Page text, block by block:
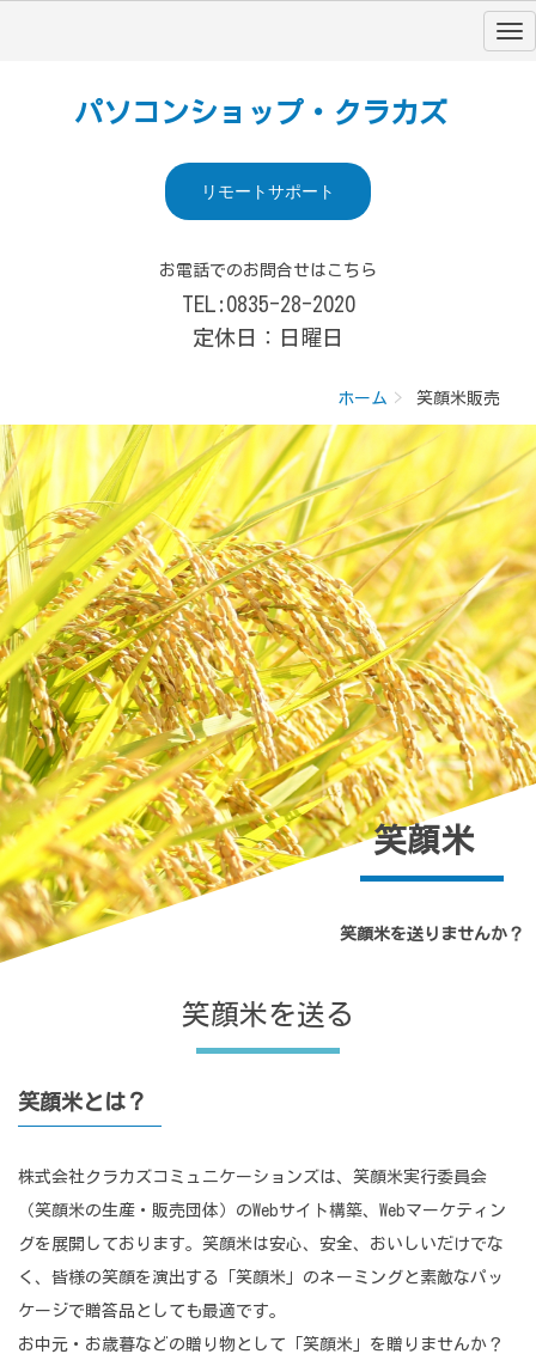
パソコンショップ・クラカズ
リモートサポート
お電話でのお問合せはこちら
TEL:0835-28-2020
定休日：日曜日
ホーム 笑顔米販売
笑顔米
笑顔米を送りませんか？
笑顔米を送る
笑顔米とは？
株式会社クラカズコミュニケーションズは、笑顔米実行委員会
（笑顔米の生産・販売団体）のWebサイト構築、Webマーケティン
グを展開しております。笑顔米は安心、安全、おいしいだけでな
く、皆様の笑顔を演出する「笑顔米」のネーミングと素敵なパッ
ケージで贈答品としても最適です。
お中元・お歳暮などの贈り物として「笑顔米」を贈りませんか？